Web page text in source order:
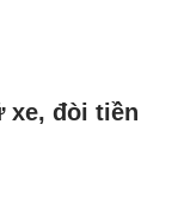
xe, đòi tiền